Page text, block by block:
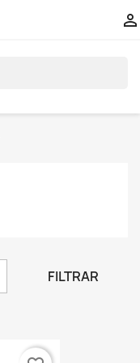

FILTRAR